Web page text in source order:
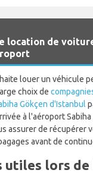
location de
louer un véhicule
choix de
Gökçen d'Istanbul
à l'aéroport Sabiha
assurer de récupérer
avant de
utiles lors de